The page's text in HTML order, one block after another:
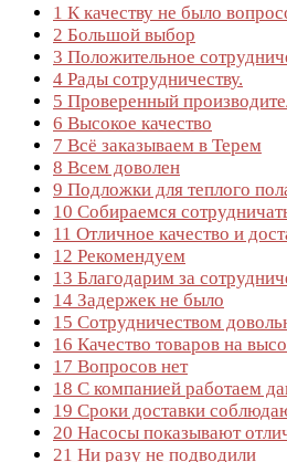
1 К качеству не было
2 Большой выбор
3 Положительное
4 Рады сотрудничеству.
5 Проверенный
6 Высокое качество
7 Всё заказываем в Терем
8 Всем доволен
9 Подложки для теплого
10 Собираемся
11 Отличное качество и
12 Рекомендуем
13 Благодарим за
14 Задержек не было
15 Сотрудничеством
16 Качество товаров на
17 Вопросов нет
18 С компанией работаем
19 Сроки доставки
20 Насосы показывают
21 Ни разу не подводили